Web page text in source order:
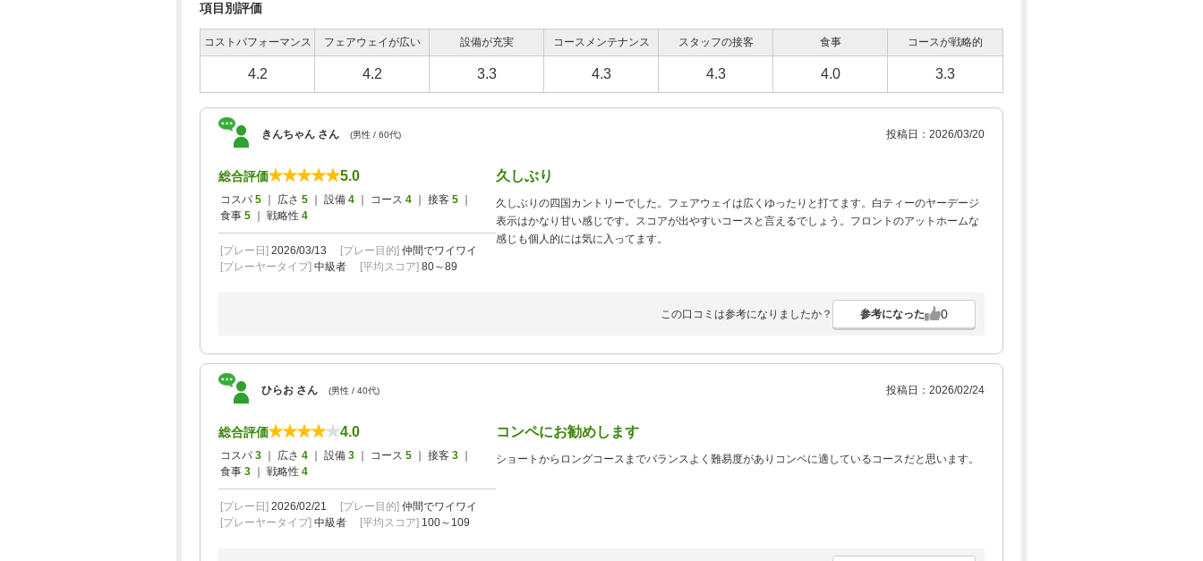
項目別評価
コストパフォーマンス フェアウェイが広い 設備が充実 コースメンテナンス スタッフの接客 食事 コースが戦略的
4.2 4.2 3.3 4.3 4.3 4.0 3.3
きんちゃん さん (男性 / 60代) 投稿日：2026/03/20
総合評価 5.0
コスパ 5 ｜ 広さ 5 ｜ 設備 4 ｜ コース 4 ｜ 接客 5
食事 5 ｜ 戦略性 4
[プレー日] 2026/03/13 [プレー目的] 仲間でワイワイ
[プレーヤータイプ] 中級者 [平均スコア] 80～89
久しぶり
久しぶりの四国カントリーでした。フェアウェイは広くゆったりと打てます。白ティーのヤーデージ
表示はかなり甘い感じです。スコアが出やすいコースと言えるでしょう。フロントのアットホームな
感じも個人的には気に入ってます。
この口コミは参考になりましたか？ 参考になった 0
ひらお さん (男性 / 40代) 投稿日：2026/02/24
総合評価 4.0
コスパ 3 ｜ 広さ 4 ｜ 設備 3 ｜ コース 5 ｜ 接客 3
食事 3 ｜ 戦略性 4
[プレー日] 2026/02/21 [プレー目的] 仲間でワイワイ
[プレーヤータイプ] 中級者 [平均スコア] 100～109
コンペにお勧めします
ショートからロングコースまでバランスよく難易度がありコンペに適しているコースだと思います。